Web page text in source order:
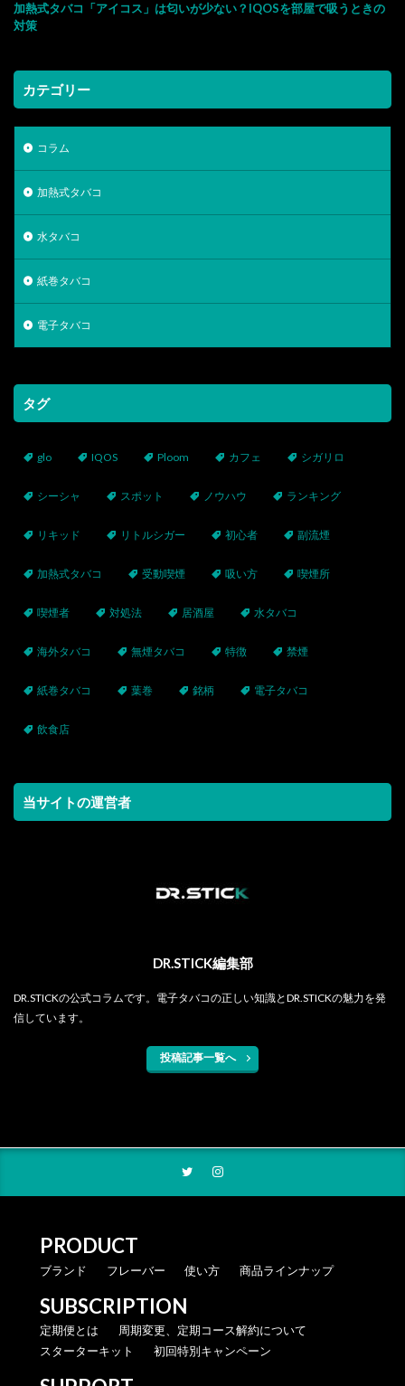
加熱式タバコ「アイコス」は匂いが少ない？IQOSを部屋で吸うときの
対策
カテゴリー
コラム
加熱式タバコ
水タバコ
紙巻タバコ
電子タバコ
タグ
glo IQOS Ploom カフェ シガリロ
シーシャ スポット ノウハウ ランキング
リキッド リトルシガー 初心者 副流煙
加熱式タバコ 受動喫煙 吸い方 喫煙所
喫煙者 対処法 居酒屋 水タバコ
海外タバコ 無煙タバコ 特徴 禁煙
紙巻タバコ 葉巻 銘柄 電子タバコ
飲食店
当サイトの運営者
DR.STICK編集部
DR.STICKの公式コラムです。電子タバコの正しい知識とDR.STICKの魅力を発
信しています。
投稿記事一覧へ
PRODUCT
ブランド フレーバー 使い方 商品ラインナップ
SUBSCRIPTION
定期便とは
周期変更、定期コース解約について
スターターキット
初回特別キャンペーン